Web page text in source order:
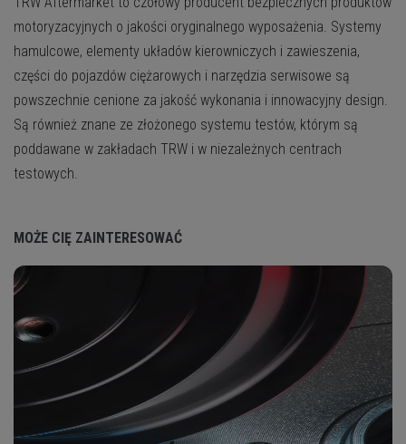
motoryzacyjnych o jakości oryginalnego wyposażenia. Systemy
hamulcowe, elementy układów kierowniczych i zawieszenia,
części do pojazdów ciężarowych i narzędzia serwisowe są
powszechnie cenione za jakość wykonania i innowacyjny design.
Są również znane ze złożonego systemu testów, którym są
poddawane w zakładach TRW i w niezależnych centrach
testowych.
MOŻE CIĘ ZAINTERESOWAĆ